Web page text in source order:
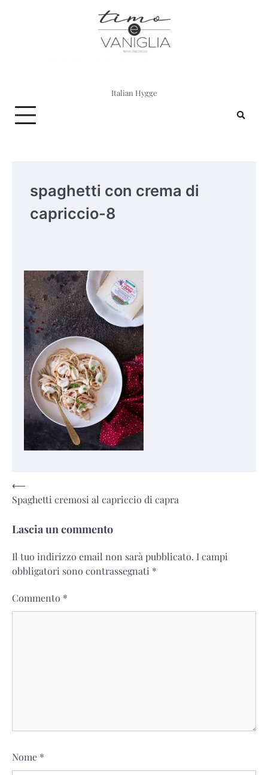
Italian Hygge
spaghetti con crema di
capriccio-8
Navigazione
articoli
⟵
Spaghetti cremosi al capriccio di capra
Lascia un commento
Il tuo indirizzo email non sarà pubblicato. I campi
obbligatori sono contrassegnati *
Commento *
Nome *